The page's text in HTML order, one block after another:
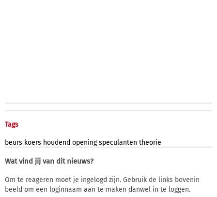
Tags
beurs koers houdend opening speculanten theorie
Wat vind jij van dit nieuws?
Om te reageren moet je ingelogd zijn. Gebruik de links bovenin
beeld om een loginnaam aan te maken danwel in te loggen.